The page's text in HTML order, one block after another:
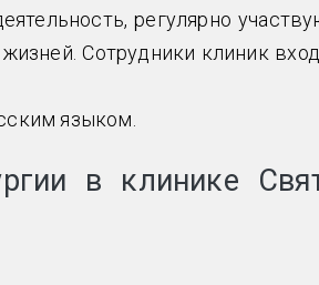
регулярно
Сотрудники клиник
языком.
в клинике